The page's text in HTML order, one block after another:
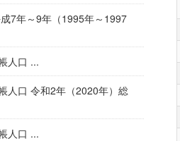
7年～9年（1995年～1997
人口 ...
人口 令和2年（2020年）総
人口 ...